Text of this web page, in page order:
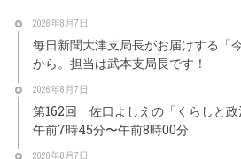
2026年8月7日
毎日新聞大津支局長がお届けする「
から。担当は武本支局長です！
2026年8月7日
第162回 佐口よしえの「くらしと政
午前7時45分〜午前8時00分
2026年8月7日